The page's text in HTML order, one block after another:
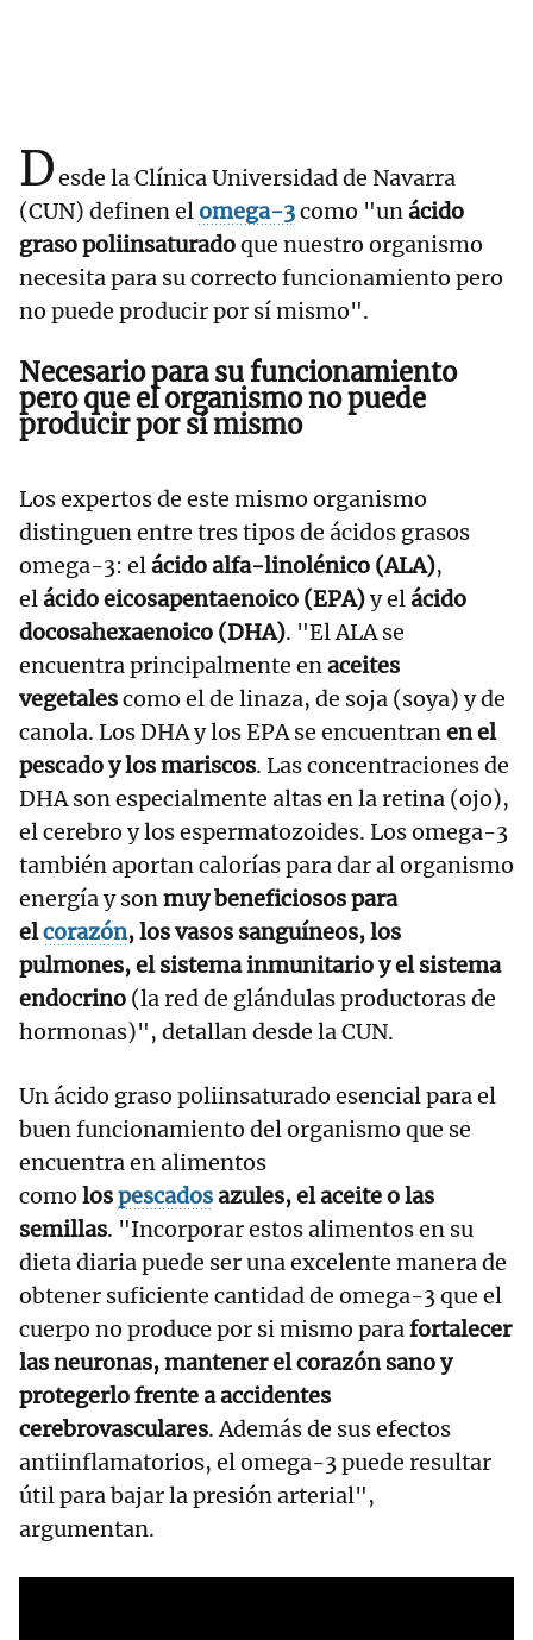
Desde la Clínica Universidad de Navarra
(CUN) definen elomega-3como "unácido
graso poliinsaturadoque nuestro organismo
necesita para su correcto funcionamiento pero
no puede producir por sí mismo".
Necesario para su funcionamiento
pero que el organismo no puede
producir por sí mismo
Los expertos de este mismo organismo
distinguen entre tres tipos de ácidos grasos
omega-3: elácido alfa-linolénico (ALA),
elácido eicosapentaenoico (EPA)y elácido
docosahexaenoico (DHA). "El ALA se
encuentra principalmente enaceites
vegetalescomo el de linaza, de soja (soya) y de
canola. Los DHA y los EPA se encuentranen el
pescado y los mariscos. Las concentraciones de
DHA son especialmente altas en la retina (ojo),
el cerebro y los espermatozoides. Los omega-3
también aportan calorías para dar al organismo
energía y sonmuy beneficiosos para
elcorazón, los vasos sanguíneos, los
pulmones, el sistema inmunitario y el sistema
endocrino (la red de glándulas productoras de
hormonas)", detallan desde la CUN.
Un ácido graso poliinsaturado esencial para el
buen funcionamiento del organismo que se
encuentra en alimentos
como lospescadosazules, el aceite o las
semillas. "Incorporar estos alimentos en su
dieta diaria puede ser una excelente manera de
obtener suficiente cantidad de omega-3 que el
cuerpo no produce por si mismo parafortalecer
las neuronas, mantener el corazón sano y
protegerlo frente a accidentes
cerebrovasculares. Además de sus efectos
antiinflamatorios, el omega-3 puede resultar
útil para bajar la presión arterial",
argumentan.